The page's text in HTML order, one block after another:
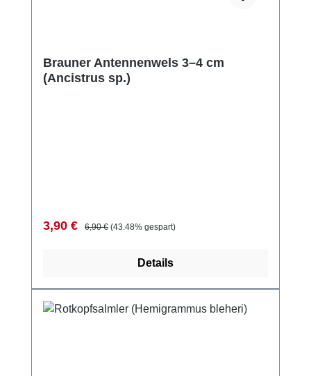
Brauner Antennenwels 3–4 cm
(Ancistrus sp.)
Verkaufspreis:
3,90 € Regulärer Preis:
6,90 € (43.48% gespart)
Details